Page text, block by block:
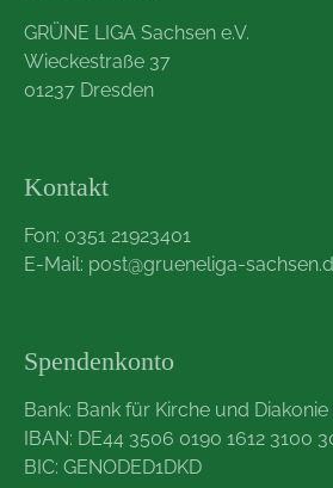
GRÜNE LIGA Sachsen e.V.
Wieckestraße 37
01237 Dresden
Kontakt
Fon: 0351 21923401
E-Mail: post@grueneliga-
Spendenkonto
Bank: Bank für Kirche und Diakonie
IBAN: DE44 3506 0190 1612 3100
BIC: GENODED1DKD